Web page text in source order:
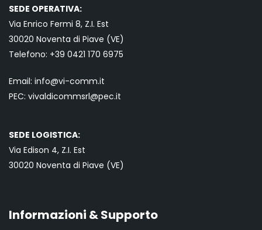
SEDE OPERATIVA:
Via Enrico Fermi 8, Z.I. Est
30020 Noventa di Piave (VE)
Telefono: +39 0421 170 6975
Email: info@vi-comm.it
PEC: vivaldicommsrl@pec.it
SEDE LOGISTICA:
Via Edison 4, Z.I. Est
30020 Noventa di Piave (VE)
Informazioni & Supporto